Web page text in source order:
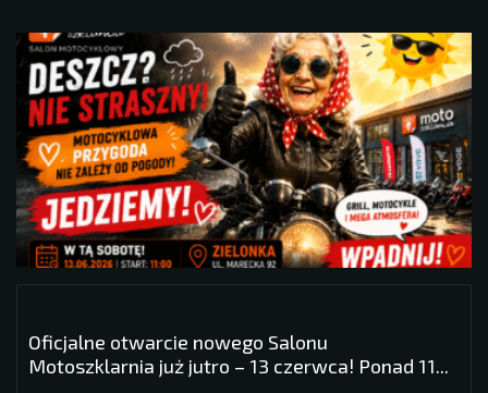
Oficjalne otwarcie nowego Salonu
Motoszklarnia już jutro – 13 czerwca! Ponad 11...